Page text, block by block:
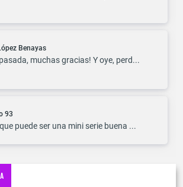
Benayas
pasada, muchas gracias! Y oye, perd...
93
puede ser una mini serie buena ...